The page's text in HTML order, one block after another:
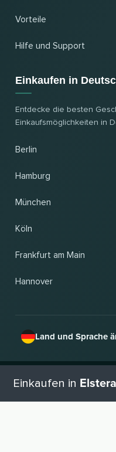
Vorteile
Hilfe und Support
Einkaufen in
Entdecke die besten
Einkaufsmöglichkeiten in
Berlin
Hamburg
München
Köln
Frankfurt am Main
Hannover
Land und Sprache
Eigentum der jeweiligen Inhaber.
Einkaufen in